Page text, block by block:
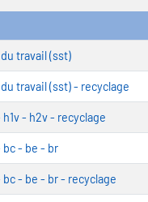
travail (sst)
travail (sst) - recyclage
- h2v - recyclage
bc - be - br
- be - br - recyclage